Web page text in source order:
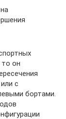
он
с
бортами.